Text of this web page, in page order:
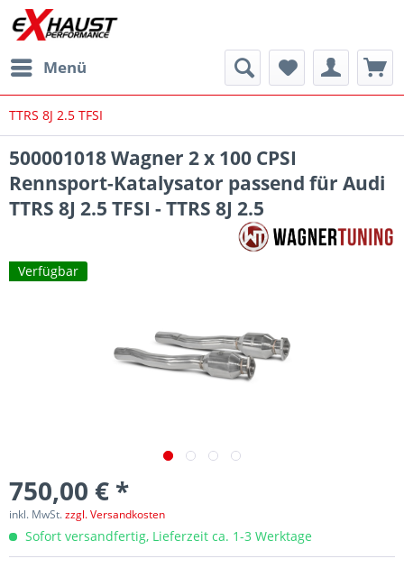
Menü
TTRS 8J 2.5 TFSI
500001018 Wagner 2 x 100 CPSI
Rennsport-Katalysator passend für Audi
TTRS 8J 2.5 TFSI - TTRS 8J 2.5
Verfügbar
750,00 € *
inkl. MwSt.zzgl. Versandkosten
Sofort versandfertig, Lieferzeit ca. 1-3 Werktage